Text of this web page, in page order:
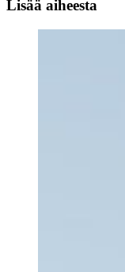
Lisää aiheesta